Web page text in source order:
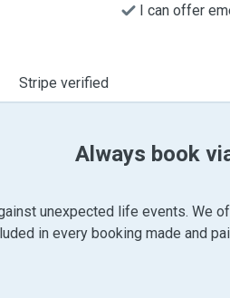
I can offer
Stripe verified
Always book
unexpected life events. We
in every booking made and